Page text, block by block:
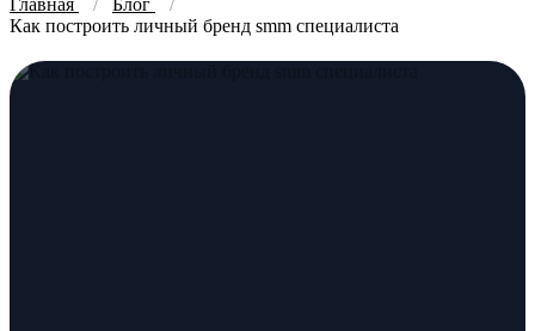
Главная
Блог
Как построить личный бренд smm специалиста